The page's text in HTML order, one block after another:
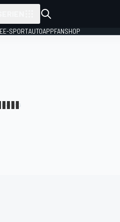
E-SPORTAUTOAPPFANSHOP